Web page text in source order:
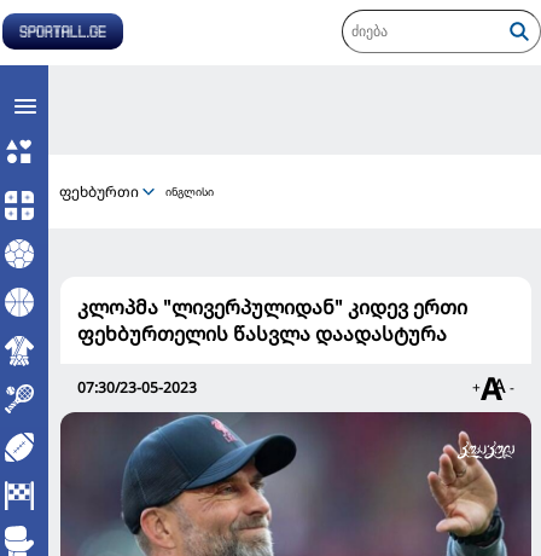
ფეხბურთი ინგლისი
კლოპმა "ლივერპულიდან" კიდევ ერთი
ფეხბურთელის წასვლა დაადასტურა
07:30/23-05-2023 + -